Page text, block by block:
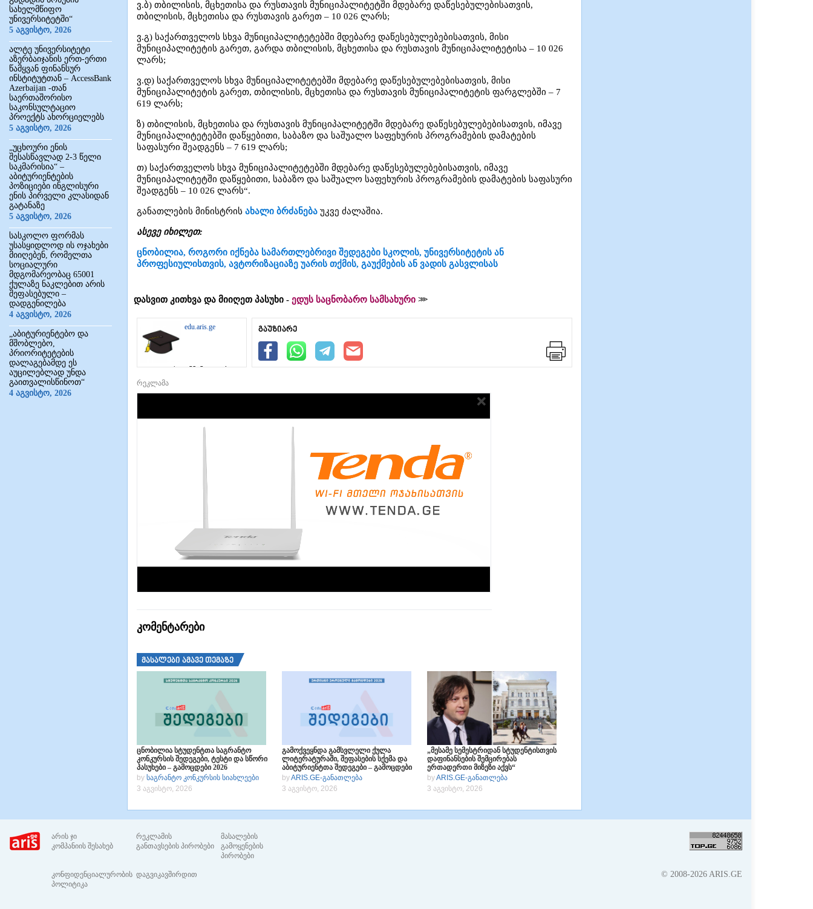
სახელმწიფო
უნივერსიტეტში“
5 აგვისტო, 2026
ალტე უნივერსიტეტი
აზერბაიჯანის ერთ-ერთი
წამყვან ფინანსურ
ინსტიტუტთან – AccessBank
Azerbaijan -თან
საერთაშორისო
საკონსულტაციო
პროექტს ახორციელებს
5 აგვისტო, 2026
„უცხოური ენის
შესასწავლად 2-3 წელი
საკმარისია“ –
აბიტურიენტების
პოზიციები ინგლისური
ენის პირველი კლასიდან
გატანაზე
5 აგვისტო, 2026
სასკოლო ფორმას
უსასყიდლოდ ის ოჯახები
მიიღებენ, რომელთა
სოციალური
მდგომარეობაც 65001
ქულაზე ნაკლებით არის
შეფასებული –
დადგენილება
4 აგვისტო, 2026
„აბიტურიენტებო და
მშობლებო,
პრიორიტეტების
დალაგებამდე ეს
აუცილებლად უნდა
გაითვალისწინოთ“
4 აგვისტო, 2026
ვ.ბ) თბილისის, მცხეთისა და რუსთავის მუნიციპალიტეტში მდებარე დაწესებულებისათვის,
თბილისის, მცხეთისა და რუსთავის გარეთ – 10 026 ლარს;
ვ.გ) საქართველოს სხვა მუნიციპალიტეტებში მდებარე დაწესებულებებისათვის, მისი
მუნიციპალიტეტის გარეთ, გარდა თბილისის, მცხეთისა და რუსთავის მუნიციპალიტეტისა – 10 026
ლარს;
ვ.დ) საქართველოს სხვა მუნიციპალიტეტებში მდებარე დაწესებულებებისათვის, მისი
მუნიციპალიტეტის გარეთ, თბილისის, მცხეთისა და რუსთავის მუნიციპალიტეტის ფარგლებში – 7
619 ლარს;
ზ) თბილისის, მცხეთისა და რუსთავის მუნიციპალიტეტში მდებარე დაწესებულებებისათვის, იმავე
მუნიციპალიტეტებში დაწყებითი, საბაზო და საშუალო საფეხურის პროგრამების დამატების
საფასური შეადგენს – 7 619 ლარს;
თ) საქართველოს სხვა მუნიციპალიტეტებში მდებარე დაწესებულებებისათვის, იმავე
მუნიციპალიტეტში დაწყებითი, საბაზო და საშუალო საფეხურის პროგრამების დამატების საფასური
შეადგენს – 10 026 ლარს“.
განათლების მინისტრის ახალი ბრძანება უკვე ძალაშია.
ასევე იხილეთ:
ცნობილია, როგორი იქნება სამართლებრივი შედეგები სკოლის, უნივერსიტეტის ან
პროფესიულისთვის, ავტორიზაციაზე უარის თქმის, გაუქმების ან ვადის გასვლისას
დასვით კითხვა და მიიღეთ პასუხი - ედუს საცნობარო სამსახური
edu.aris.ge
საგანმანათლებლო
გაუზიარე
რეკლამა
კომენტარები
მასალები ამავე თემაზე
ცნობილია სტუდენტთა საგრანტო
კონკურსის შედეგები, ტესტი და სწორი
პასუხები – გამოცდები 2026
by საგრანტო კონკურსის სიახლეები
3 აგვისტო, 2026
გამოქვეყნდა გამსვლელი ქულა
ლიტერატურაში, შეფასების სქემა და
აბიტურიენტთა შედეგები – გამოცდები
2026
byARIS.GE-განათლება
3 აგვისტო, 2026
„მესამე სემესტრიდან სტუდენტისთვის
დაფინანსების შემცირებას
ერთადერთი მიზეზი აქვს“
byARIS.GE-განათლება
3 აგვისტო, 2026
არის ჯი
კომპანიის შესახებ
რეკლამის
განთავსების პირობები
მასალების
გამოყენების
პირობები
კონფიდენციალურობის
პოლიტიკა
დაგვიკავშირდით © 2008-2026 ARIS.GE